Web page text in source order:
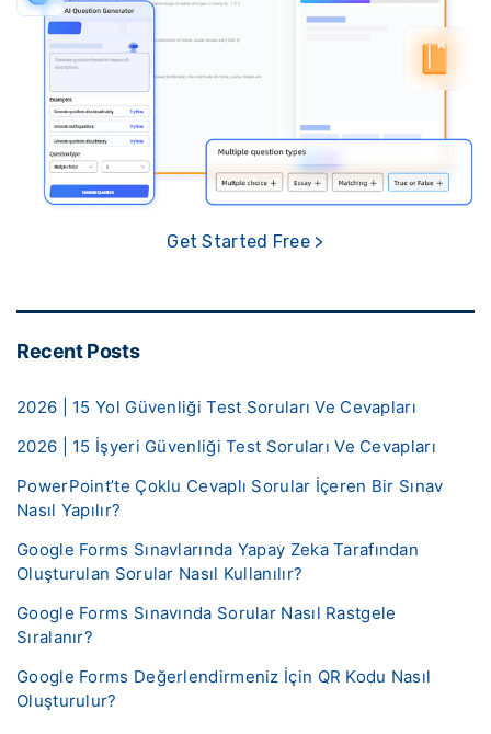
Get Started Free >
Recent Posts
2026 | 15 Yol Güvenliği Test Soruları Ve Cevapları
2026 | 15 İşyeri Güvenliği Test Soruları Ve Cevapları
PowerPoint’te Çoklu Cevaplı Sorular İçeren Bir Sınav
Nasıl Yapılır?
Google Forms Sınavlarında Yapay Zeka Tarafından
Oluşturulan Sorular Nasıl Kullanılır?
Google Forms Sınavında Sorular Nasıl Rastgele
Sıralanır?
Google Forms Değerlendirmeniz İçin QR Kodu Nasıl
Oluşturulur?